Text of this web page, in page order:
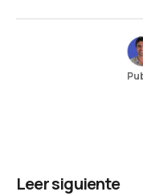
Leer siguiente